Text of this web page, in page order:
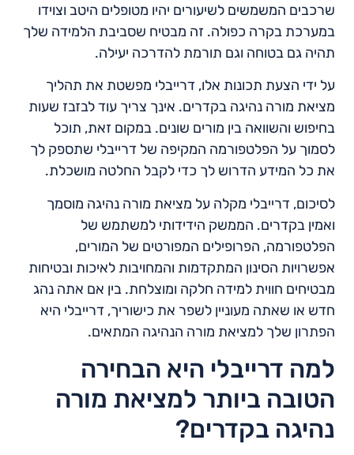
שרכבים המשמשים לשיעורים יהיו מטופלים היטב וצוידו
במערכת בקרה כפולה. זה מבטיח שסביבת הלמידה שלך
תהיה גם בטוחה וגם תורמת להדרכה יעילה.
על ידי הצעת תכונות אלו, דרייבלי מפשטת את תהליך
מציאת מורה נהיגה בקדרים. אינך צריך עוד לבזבז שעות
בחיפוש והשוואה בין מורים שונים. במקום זאת, תוכל
לסמוך על הפלטפורמה המקיפה של דרייבלי שתספק לך
את כל המידע הדרוש לך כדי לקבל החלטה מושכלת.
לסיכום, דרייבלי מקלה על מציאת מורה נהיגה מוסמך
ואמין בקדרים. הממשק הידידותי למשתמש של
הפלטפורמה, הפרופילים המפורטים של המורים,
אפשרויות הסינון המתקדמות והמחויבות לאיכות ובטיחות
מבטיחים חווית למידה חלקה ומוצלחת. בין אם אתה נהג
חדש או שאתה מעוניין לשפר את כישוריך, דרייבלי היא
הפתרון שלך למציאת מורה הנהיגה המתאים.
למה דרייבלי היא הבחירה
הטובה ביותר למציאת מורה
נהיגה בקדרים?